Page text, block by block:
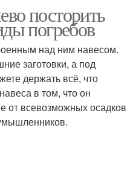
посторить
погребов
над ним навесом.
заготовки, а под
держать всё, что
в том, что он
от всевозможных осадков